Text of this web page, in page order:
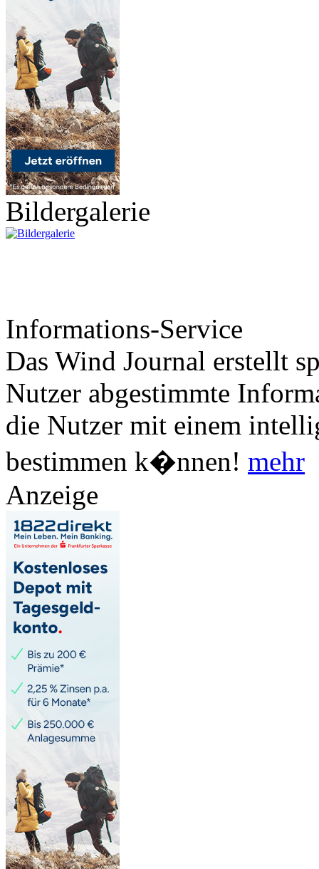
Bildergalerie
Informations-Service
Das Wind Journal erstellt
Nutzer abgestimmte
die Nutzer mit einem
bestimmen k�nnen! mehr
Anzeige